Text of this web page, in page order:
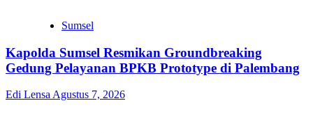
Sumsel
Kapolda Sumsel Resmikan Groundbreaking
Gedung Pelayanan BPKB Prototype di Palembang
Edi Lensa Agustus 7, 2026